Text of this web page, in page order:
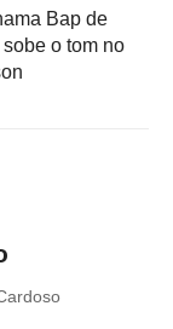
Bap de
o tom no